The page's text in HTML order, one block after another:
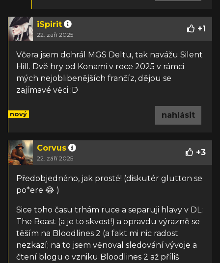
iSpirit
22. září 2025
+1
Včera jsem dohrál MGS Deltu, tak navážu Silent
Hill. Dvě hry od Konami v roce 2025 v rámci
mých nejoblibenějších frančíz, dějou se
zajímavé věci :D
nový nahlásit
Corvus
22. září 2025
+3
Předobjednáno, jak prosté! (diskutér glutton se
po*ere 😂 )
Sice toho času trhám ruce a separuji hlavy v DL:
The Beast (a je to skvost!) a opravdu výrazně se
těším na Bloodlines 2 (a fakt mi nic radost
nezkazí; na to jsem věnoval sledování vývoje a
čtení blogu o vzniku Bloodlines 2 až příliš